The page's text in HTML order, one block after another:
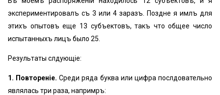
экспериментировалъ съ 3 или 4 заразъ. Позднѣе я имѣлъ для
этихъ опытовъ еще 13 субъектовъ, такъ что общее число
испытанныхъ лицъ было 25.
Результаты слѣдующіе:
1. Повтореніе. Среди ряда буква или цифра послѣдовательно
являлась три раза, напримѣръ: